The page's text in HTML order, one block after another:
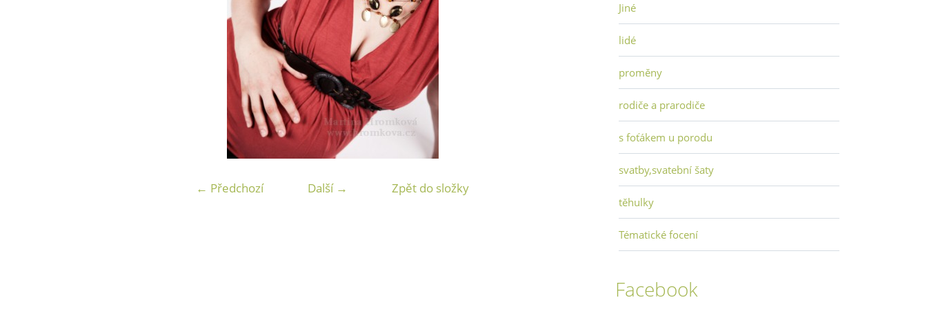
← Předchozí Další → Zpět do složky
Jiné
lidé
proměny
rodiče a prarodiče
s foťákem u porodu
svatby,svatební šaty
těhulky
Tématické focení
Facebook